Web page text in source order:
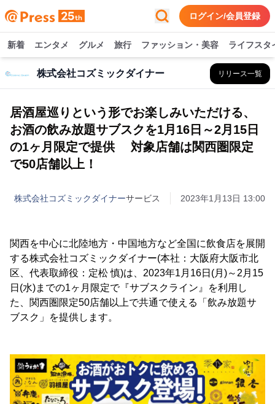
ログイン/会員登録
新着 エンタメ グルメ 旅行 ファッション・美容 ライフスタ
株式会社コズミックダイナー リリース一覧
居酒屋巡りという形でお楽しみいただける、
お酒の飲み放題サブスクを1月16日～2月15日
の1ヶ月限定で提供 対象店舗は関西圏限定
で50店舗以上！
株式会社コズミックダイナーサービス 2023年1月13日 13:00
関西を中心に北陸地方・中国地方など全国に飲食店を展開
する株式会社コズミックダイナー(本社：大阪府大阪市北
区、代表取締役：定松 慎)は、2023年1月16日(月)～2月15
日(水)までの1ヶ月限定で『サブスクライン』を利用し
た、関西圏限定50店舗以上で共通で使える「飲み放題サ
ブスク」を提供します。